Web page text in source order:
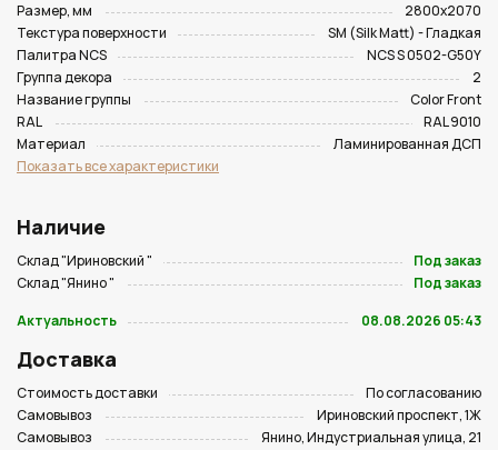
Размер, мм
2800х2070
Текстура поверхности
SM (Silk Matt) - Гладкая
Палитра NCS
NCS S 0502-G50Y
Группа декора
2
Название группы
Color Front
RAL
RAL 9010
Материал
Ламинированная ДСП
Показать все характеристики
Наличие
Склад "Ириновский "
Под заказ
Склад "Янино "
Под заказ
Актуальность
08.08.2026 05:43
Доставка
Стоимость доставки
По согласованию
Самовывоз
Ириновский проспект, 1Ж
Самовывоз
Янино, Индустриальная улица, 21